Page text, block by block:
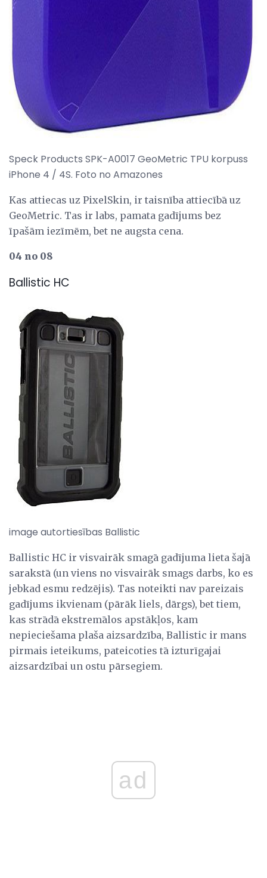
Speck Products SPK-A0017 GeoMetric TPU korpuss
iPhone 4 / 4S. Foto no Amazones
Kas attiecas uz PixelSkin, ir taisnība attiecībā uz
GeoMetric. Tas ir labs, pamata gadījums bez
īpašām iezīmēm, bet ne augsta cena.
04 no 08
Ballistic HC
image autortiesības Ballistic
Ballistic HC ir visvairāk smagā gadījuma lieta šajā
sarakstā (un viens no visvairāk smags darbs, ko es
jebkad esmu redzējis). Tas noteikti nav pareizais
gadījums ikvienam (pārāk liels, dārgs), bet tiem,
kas strādā ekstremālos apstākļos, kam
nepieciešama plaša aizsardzība, Ballistic ir mans
pirmais ieteikums, pateicoties tā izturīgajai
aizsardzībai un ostu pārsegiem.
ad